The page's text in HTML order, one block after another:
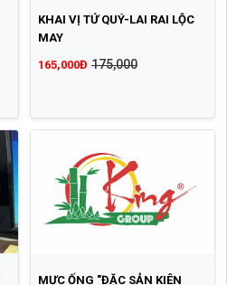
KHAI VỊ TỨ QUÝ-LAI RAI LỘC
MAY
165,000Đ 175,000
MỰC ỐNG "ĐẶC SẢN KIÊN